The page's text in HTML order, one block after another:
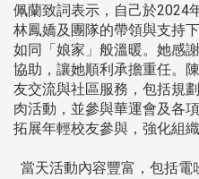
佩蘭致詞表示，自己於2024
林鳳嬌及團隊的帶領與支持
如同「娘家」般溫暖。她感
協助，讓她順利承擔重任。
友交流與社區服務，包括規
肉活動，並參與華運會及各
拓展年輕校友參與，強化組織
當天活動內容豐富，包括